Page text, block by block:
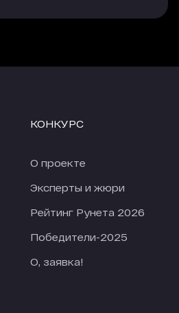
КОНКУРС
О проекте
Эксперты и жюри
Рейтинг Рунета 2026
Победители-2025
О, заявка!